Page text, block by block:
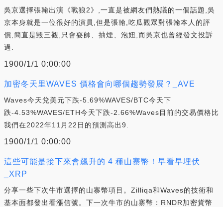
吳京選擇張翰出演《戰狼2》,一直是被網友們熱議的一個話題,吳
京本身就是一位很好的演員,但是張翰,吃瓜觀眾對張翰本人的評
價,簡直是毀三觀,只會耍帥、抽煙、泡妞,而吳京也曾經發文投訴
過.
1900/1/1 0:00:00
加密冬天里WAVES 價格會向哪個趨勢發展？_AVE
Waves今天兌美元下跌-5.69%WAVES/BTC今天下
跌-4.53%WAVES/ETH今天下跌-2.66%Waves目前的交易價格比
我們在2022年11月22日的預測高出9.
1900/1/1 0:00:00
這些可能是接下來會飆升的 4 種山寨幣！早看早埋伏
_XRP
分享一些下次牛市選擇的山寨幣項目。Zilliqa和Waves的技術和
基本面都發出看漲信號。下一次牛市的山寨幣：RNDR加密貨幣